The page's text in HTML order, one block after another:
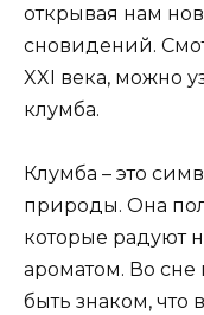
открывая нам
сновидений.
XXI века, можно
клумба.
Клумба – это
природы. Она
которые радуют
ароматом. Во сне
быть знаком, что